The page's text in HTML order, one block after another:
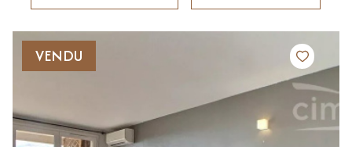
VENDU